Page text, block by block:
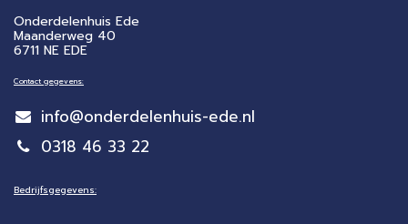
Onderdelenhuis Ede
Maanderweg 40
6711 NE EDE
Contact gegevens:
info@onderdelenhuis-ede.nl
0318 46 33 22
Bedrijfsgegevens: